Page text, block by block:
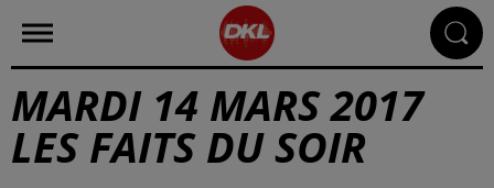
MARDI 14 MARS 2017
LES FAITS DU SOIR